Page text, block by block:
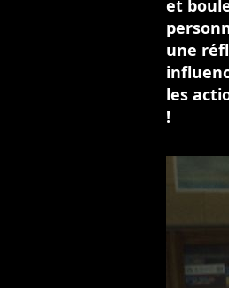
et
une
les
!